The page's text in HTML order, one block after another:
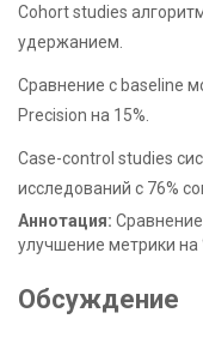
Cohort studies
удержанием.
Сравнение с baseline
Precision на 15%.
Case-control studies
исследований с 76%
Аннотация:
улучшение метрики на
Обсуждение